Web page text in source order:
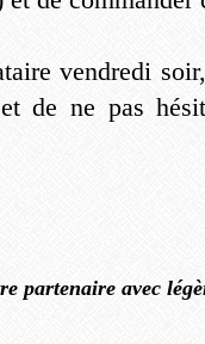
vendredi
et de ne pas
partenaire avec